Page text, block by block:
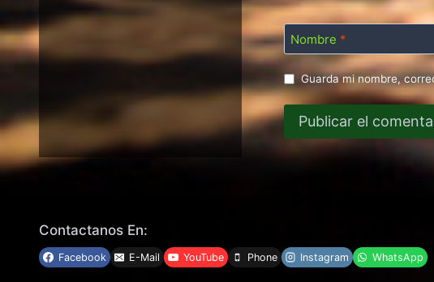
Nombre *
Guarda mi nombre,
Contactanos En:
Facebook E-Mail YouTube Phone Instagram WhatsApp